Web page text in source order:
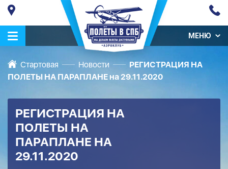
МЕНЮ
Стартовая Новости
РЕГИСТРАЦИЯ НА
ПОЛЕТЫ НА ПАРАПЛАНЕ на 29.11.2020
РЕГИСТРАЦИЯ НА
ПОЛЕТЫ НА
ПАРАПЛАНЕ НА
29.11.2020